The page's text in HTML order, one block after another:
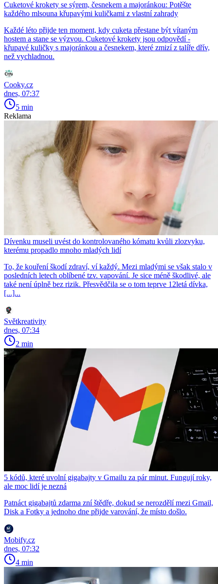
Cuketové krokety se sýrem, česnekem a majoránkou: Potěšte
každého mlsouna křupavými kuličkami z vlastní zahrady
Každé léto přijde ten moment, kdy cuketa přestane být vítaným
hostem a stane se výzvou. Cuketové krokety jsou odpovědí -
křupavé kuličky s majoránkou a česnekem, které zmizí z talíře dřív,
než vychladnou.
Cooky.cz
dnes, 07:37
5 min
Reklama
Dívenku museli uvést do kontrolovaného kómatu kvůli zlozvyku,
kterému propadlo mnoho mladých lidí
To, že kouření škodí zdraví, ví každý. Mezi mladými se však stalo v
posledních letech oblíbené tzv. vapování. Je sice méně škodlivé, ale
také není úplně bez rizik. Přesvědčila se o tom teprve 12letá dívka,
[...]...
Světkreativity
dnes, 07:34
2 min
5 kódů, které uvolní gigabajty v Gmailu za pár minut. Fungují roky,
ale moc lidí je nezná
Patnáct gigabajtů zdarma zní štědře, dokud se nerozdělí mezi Gmail,
Disk a Fotky a jednoho dne přijde varování, že místo došlo.
Mobify.cz
dnes, 07:32
4 min